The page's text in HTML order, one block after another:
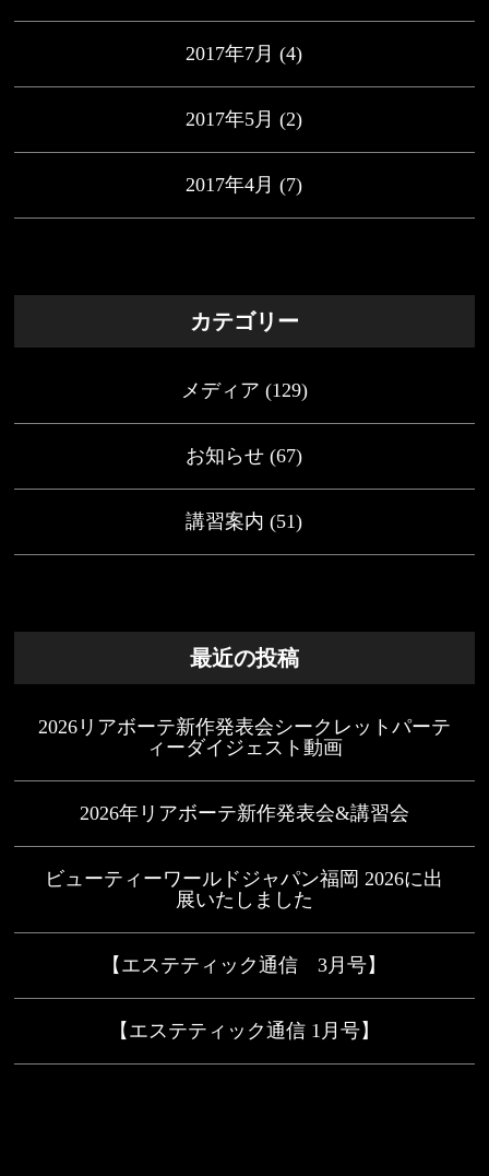
2017年7月 (4)
2017年5月 (2)
2017年4月 (7)
カテゴリー
メディア (129)
お知らせ (67)
講習案内 (51)
最近の投稿
2026リアボーテ新作発表会シークレットパーテ
ィーダイジェスト動画
2026年リアボーテ新作発表会&講習会
ビューティーワールドジャパン福岡 2026に出
展いたしました
【エステティック通信 3月号】
【エステティック通信 1月号】